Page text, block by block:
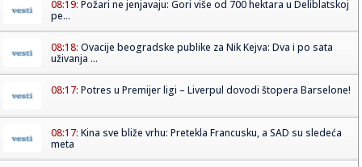
08:19: Požari ne jenjavaju: Gori više od 700 hektara u Deliblatskoj
pe...
08:18: Ovacije beogradske publike za Nik Kejva: Dva i po sata
uživanja ...
08:17: Potres u Premijer ligi – Liverpul dovodi štopera Barselone!
08:17: Kina sve bliže vrhu: Pretekla Francusku, a SAD su sledeća
meta